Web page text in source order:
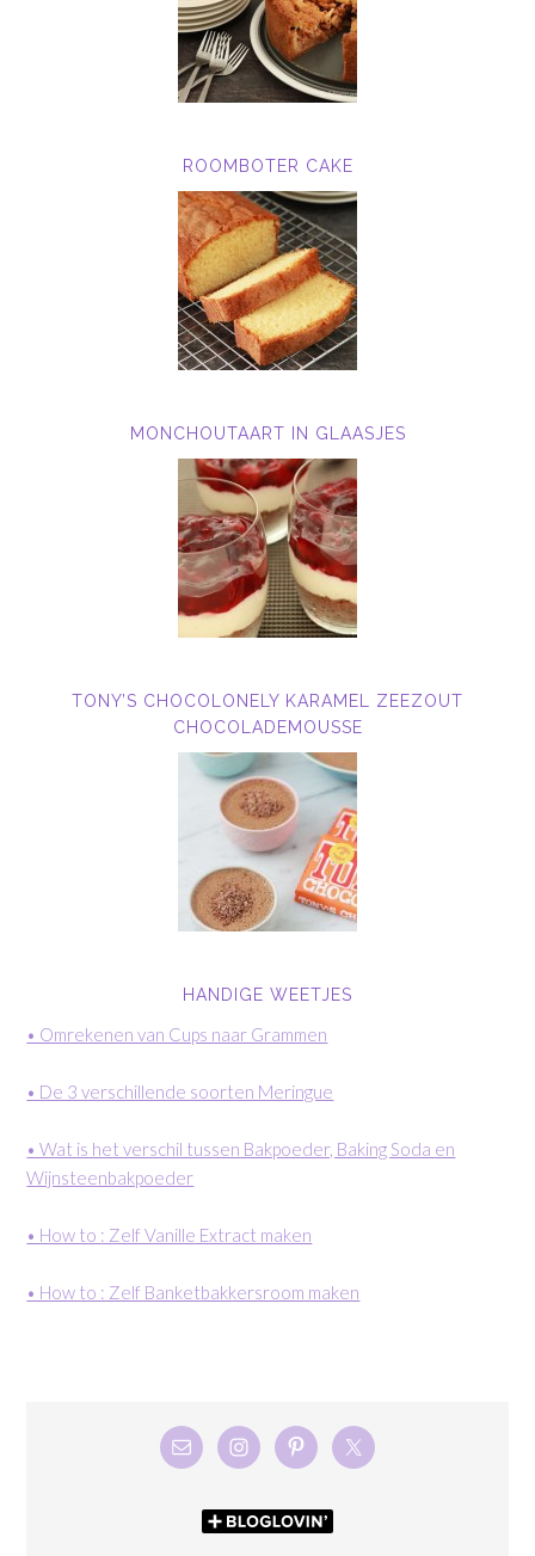
ROOMBOTER CAKE
MONCHOUTAART IN GLAASJES
TONY’S CHOCOLONELY KARAMEL ZEEZOUT
CHOCOLADEMOUSSE
HANDIGE WEETJES
• Omrekenen van Cups naar Grammen
• De 3 verschillende soorten Meringue
• Wat is het verschil tussen Bakpoeder, Baking Soda en
Wijnsteenbakpoeder
• How to : Zelf Vanille Extract maken
• How to : Zelf Banketbakkersroom maken